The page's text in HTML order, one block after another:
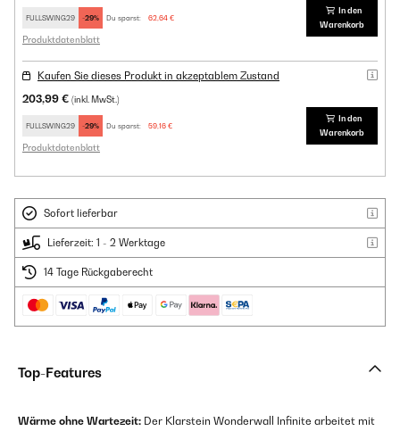
FULLSWING29 -29% Du sparst: 62,64 €
Produktdatenblatt
In den
Warenkorb
Kaufen Sie dieses Produkt in akzeptablem Zustand
203,99 € (inkl. MwSt.)
FULLSWING29 -29% Du sparst: 59,16 €
Produktdatenblatt
In den
Warenkorb
Sofort lieferbar
Lieferzeit: 1 - 2 Werktage
14 Tage Rückgaberecht
Top-Features
Wärme ohne Wartezeit: Der Klarstein Wonderwall Infinite arbeitet mit